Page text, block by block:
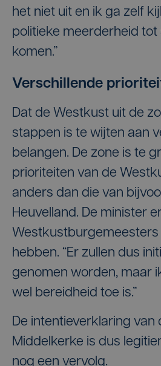
het niet uit en ik ga zelf
politieke meerderheid tot
komen.”
Verschillende
Dat de Westkust uit de
stappen is te wijten aan
belangen. De zone is te
prioriteiten van de
anders dan die van
Heuvelland. De minister
Westkustburgemeesters
hebben. “Er zullen dus
genomen worden, maar
wel bereidheid toe is.”
De intentieverklaring van
Middelkerke is dus
nog een vervolg.